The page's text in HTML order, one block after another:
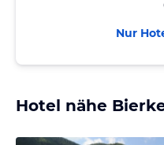
Nur
Hotel nähe